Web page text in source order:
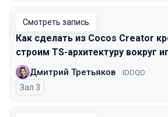
Смотреть запись
Как сделать из Cocos Creator
строим TS-архитектуру вокруг
Дмитрий Третьяков IDDQD
Зал 3